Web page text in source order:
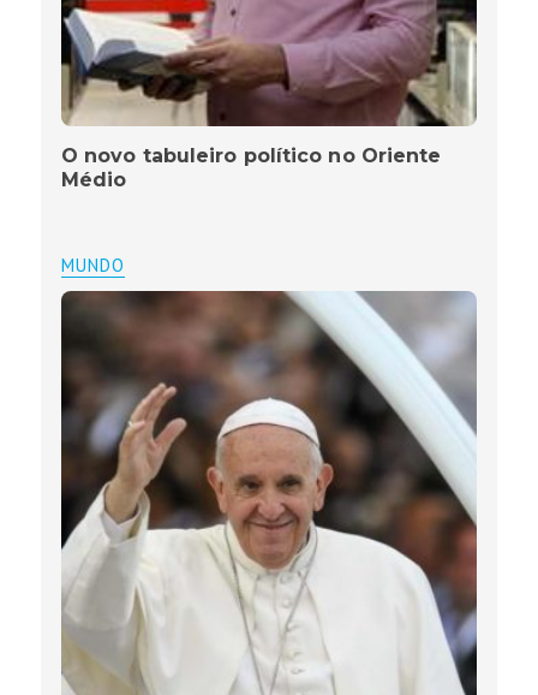
O novo tabuleiro político no Oriente
Médio
MUNDO